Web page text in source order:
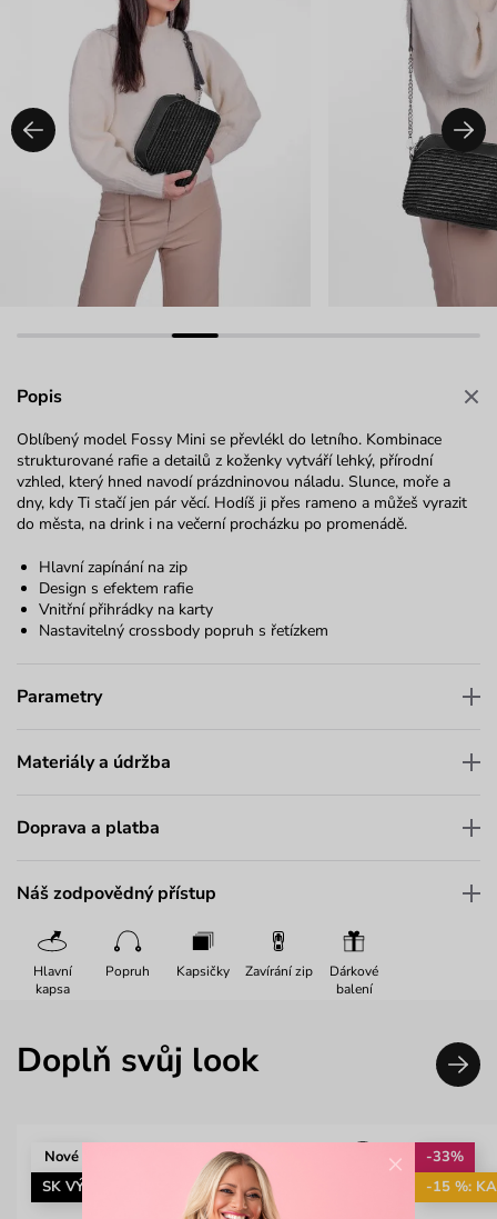
Popis
Oblíbený model Fossy Mini se převlékl do letního. Kombinace
strukturované rafie a detailů z koženky vytváří lehký, přírodní
vzhled, který hned navodí prázdninovou náladu. Slunce, moře a
dny, kdy Ti stačí jen pár věcí. Hodíš ji přes rameno a můžeš vyrazit
do města, na drink i na večerní procházku po promenádě.
Hlavní zapínání na zip
Design s efektem rafie
Vnitřní přihrádky na karty
Nastavitelný crossbody popruh s řetízkem
Parametry
Materiály a údržba
Doprava a platba
Náš zodpovědný přístup
Hlavní
kapsa
Popruh Kapsičky Zavírání zip
Dárkové
balení
Doplň svůj look
Nové
SK VÝROBA
-33%
-15 %:
×